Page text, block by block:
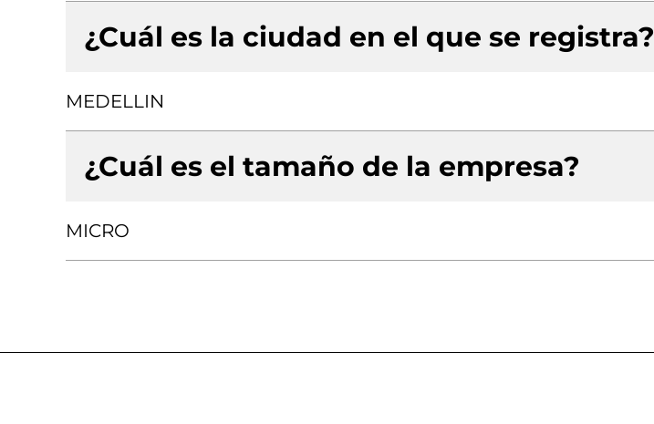
¿Cuál es la ciudad en el que se registra?
MEDELLIN
¿Cuál es el tamaño de la empresa?
MICRO